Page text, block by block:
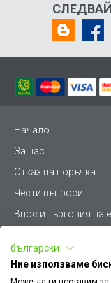
Начало
За нас
Отказ на поръчка
Чести въпроси
Внос и търговия на
Условия за ползване
Стани дистрибутор
български
Ние използваме